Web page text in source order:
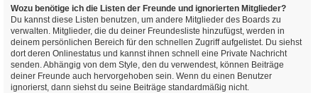
Wozu benötige ich die Listen der Freunde und ignorierten Mitglieder?
Du kannst diese Listen benutzen, um andere Mitglieder des Boards zu
verwalten. Mitglieder, die du deiner Freundesliste hinzufügst, werden in
deinem persönlichen Bereich für den schnellen Zugriff aufgelistet. Du siehst
dort deren Onlinestatus und kannst ihnen schnell eine Private Nachricht
senden. Abhängig von dem Style, den du verwendest, können Beiträge
deiner Freunde auch hervorgehoben sein. Wenn du einen Benutzer
ignorierst, dann siehst du seine Beiträge standardmäßig nicht.